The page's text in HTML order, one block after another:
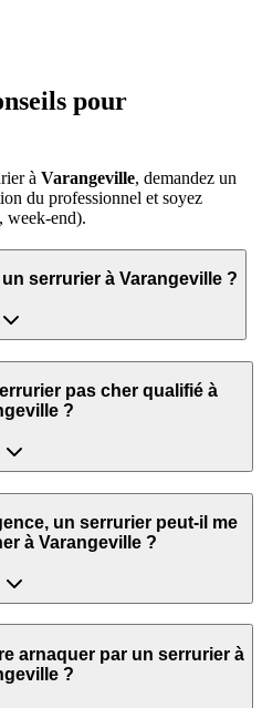
pour
à Varangeville, demandez un
du professionnel et soyez
serrurier à Varangeville ?
pas cher qualifié à
?
un serrurier peut‑il me
à Varangeville ?
arnaquer par un serrurier à
?